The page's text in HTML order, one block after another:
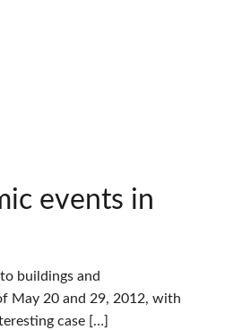
events in
buildings and
May 20 and 29, 2012, with
case […]